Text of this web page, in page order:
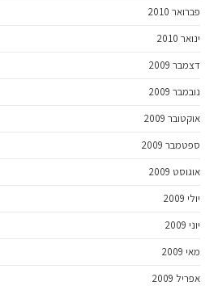
פברואר 2010
ינואר 2010
דצמבר 2009
נובמבר 2009
אוקטובר 2009
ספטמבר 2009
אוגוסט 2009
יולי 2009
יוני 2009
מאי 2009
אפריל 2009